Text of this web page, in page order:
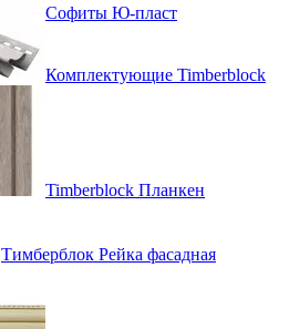
Софиты Ю-пласт
Комплектующие Timberblock
Timberblock Планкен
Тимберблок Рейка фасадная